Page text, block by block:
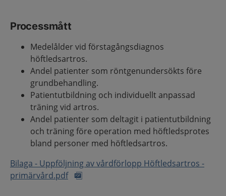
Processmått
Medelålder vid förstagångsdiagnos
höftledsartros.
Andel patienter som röntgenundersökts före
grundbehandling.
Patientutbildning och individuellt anpassad
träning vid artros.
Andel patienter som deltagit i patientutbildning
och träning före operation med höftledsprotes
bland personer med höftledsartros.
Bilaga - Uppföljning av vårdförlopp Höftledsartros -
primärvård.pdf